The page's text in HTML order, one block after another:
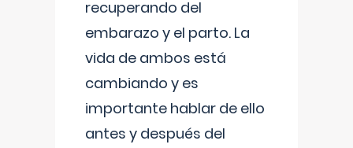
recuperando del
embarazo y el parto. La
vida de ambos está
cambiando y es
importante hablar de ello
antes y después del